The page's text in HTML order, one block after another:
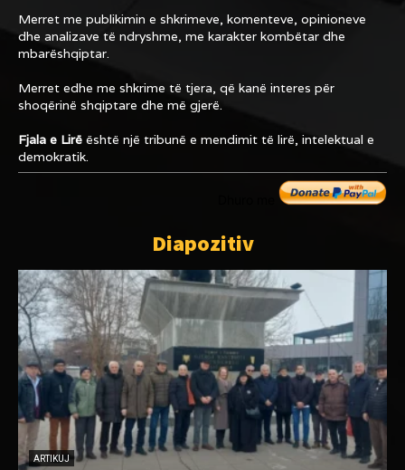
Merret me publikimin e shkrimeve, komenteve, opinioneve
dhe analizave të ndryshme, me karakter kombëtar dhe
mbarëshqiptar.
Merret edhe me shkrime të tjera, që kanë interes për
shoqërinë shqiptare dhe më gjerë.
Fjala e Lirë është një tribunë e mendimit të lirë, intelektual e
demokratik.
Diapozitiv
ARTIKUJ